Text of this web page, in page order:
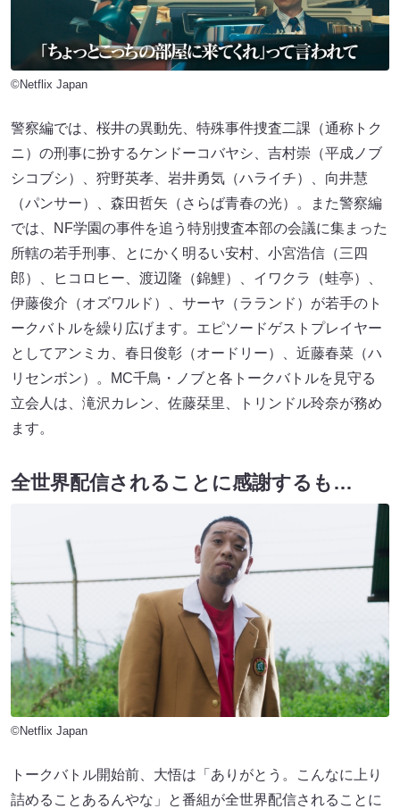
©Netflix Japan
警察編では、桜井の異動先、特殊事件捜査二課（通称トク
ニ）の刑事に扮するケンドーコバヤシ、吉村崇（平成ノブ
シコブシ）、狩野英孝、岩井勇気（ハライチ）、向井慧
（パンサー）、森田哲矢（さらば青春の光）。また警察編
では、NF学園の事件を追う特別捜査本部の会議に集まった
所轄の若手刑事、とにかく明るい安村、小宮浩信（三四
郎）、ヒコロヒー、渡辺隆（錦鯉）、イワクラ（蛙亭）、
伊藤俊介（オズワルド）、サーヤ（ラランド）が若手のト
ークバトルを繰り広げます。エピソードゲストプレイヤー
としてアンミカ、春日俊彰（オードリー）、近藤春菜（ハ
リセンボン）。MC千鳥・ノブと各トークバトルを見守る
立会人は、滝沢カレン、佐藤栞里、トリンドル玲奈が務め
ます。
全世界配信されることに感謝するも…
©Netflix Japan
トークバトル開始前、大悟は「ありがとう。こんなに上り
詰めることあるんやな」と番組が全世界配信されることに